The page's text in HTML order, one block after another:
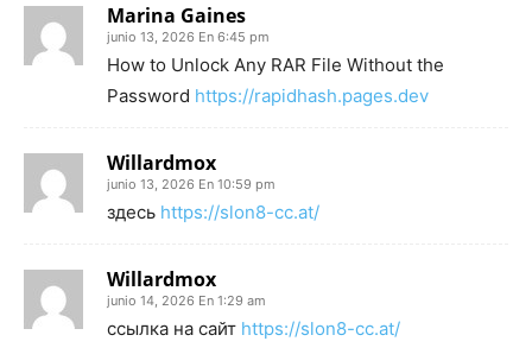
Marina Gaines
junio 13, 2026 En 6:45 pm
How to Unlock Any RAR File Without the
Password https://rapidhash.pages.dev
Willardmox
junio 13, 2026 En 10:59 pm
здесь https://slon8-cc.at/
Willardmox
junio 14, 2026 En 1:29 am
ссылка на сайт https://slon8-cc.at/